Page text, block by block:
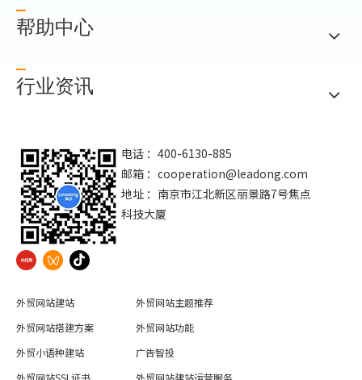
帮助中心
行业资讯
电话 ：400-6130-885
邮箱 ： cooperation@leadong.com
地址 ：南京市江北新区丽景路7号焦点
科技大厦
外贸网站建站
外贸网站主题推荐
外贸网站搭建方案
外贸网站功能
外贸小语种建站
广告智投
外贸网站SSL证书
外贸网站建站运营服务